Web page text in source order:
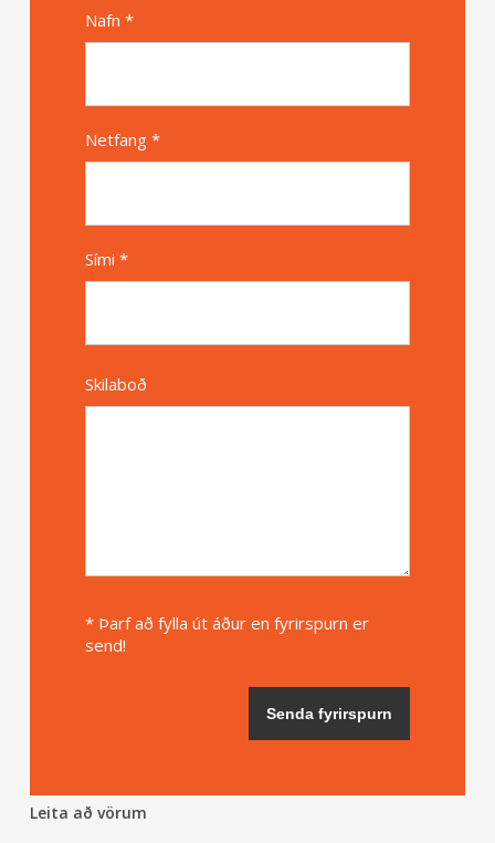
Nafn *
Netfang *
Sími *
Skilaboð
* Þarf að fylla út áður en fyrirspurn er
send!
Leita að vörum